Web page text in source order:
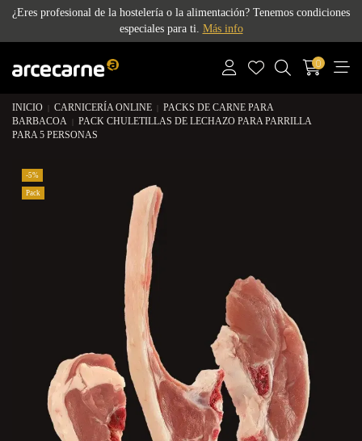
¿Eres profesional de la hostelería o la alimentación? Tenemos condiciones
especiales para ti. Más info
0
INICIO CARNICERÍA ONLINE
PACKS DE CARNE PARA
BARBACOA
PACK CHULETILLAS DE LECHAZO PARA PARRILLA
PARA 5 PERSONAS
-5%
Pack